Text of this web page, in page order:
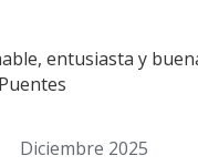
entusiasta y
Diciembre 2025